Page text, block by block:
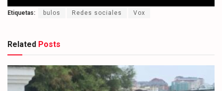
Etiquetas: bulos Redes sociales Vox
Related Posts